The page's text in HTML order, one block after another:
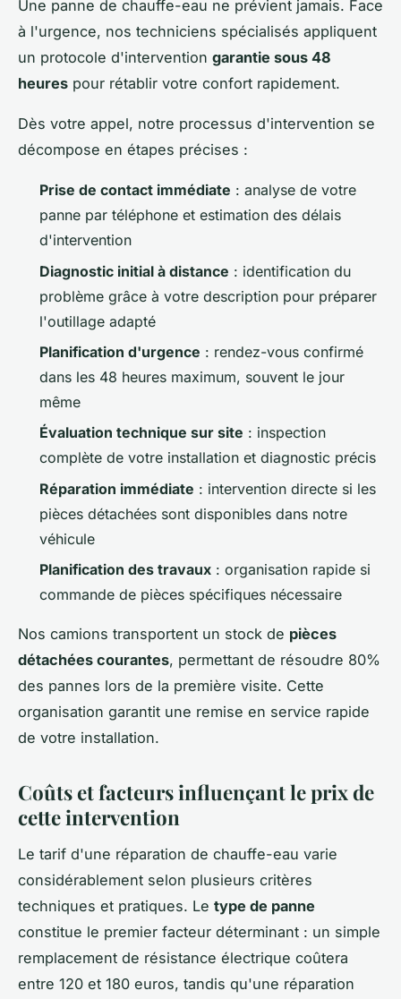
Une panne de chauffe-eau ne prévient jamais. Face
à l'urgence, nos techniciens spécialisés appliquent
un protocole d'intervention garantie sous 48
heures pour rétablir votre confort rapidement.
Dès votre appel, notre processus d'intervention se
décompose en étapes précises :
Prise de contact immédiate : analyse de votre
panne par téléphone et estimation des délais
d'intervention
Diagnostic initial à distance : identification du
problème grâce à votre description pour préparer
l'outillage adapté
Planification d'urgence : rendez-vous confirmé
dans les 48 heures maximum, souvent le jour
même
Évaluation technique sur site : inspection
complète de votre installation et diagnostic précis
Réparation immédiate : intervention directe si les
pièces détachées sont disponibles dans notre
véhicule
Planification des travaux : organisation rapide si
commande de pièces spécifiques nécessaire
Nos camions transportent un stock de pièces
détachées courantes, permettant de résoudre 80%
des pannes lors de la première visite. Cette
organisation garantit une remise en service rapide
de votre installation.
Coûts et facteurs influençant le prix de
cette intervention
Le tarif d'une réparation de chauffe-eau varie
considérablement selon plusieurs critères
techniques et pratiques. Le type de panne
constitue le premier facteur déterminant : un simple
remplacement de résistance électrique coûtera
entre 120 et 180 euros, tandis qu'une réparation